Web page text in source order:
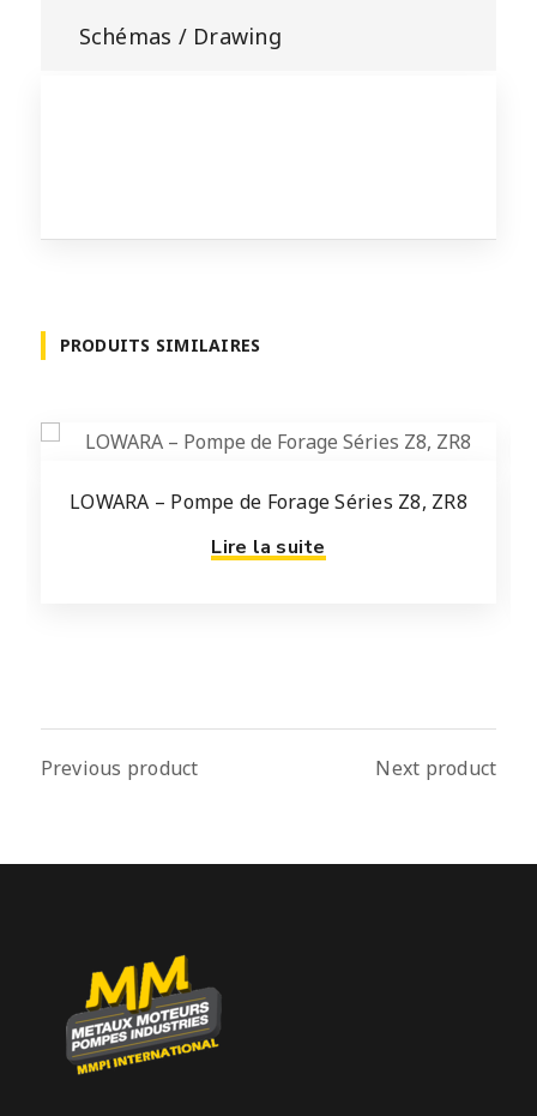
Schémas / Drawing
PRODUITS SIMILAIRES
LOWARA – Pompe de Forage Séries Z8, ZR8
Lire la suite
Previous product Next product